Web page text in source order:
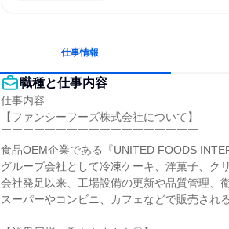
仕事情報
職種と仕事内容
仕事内容
【ファンシーフーズ株式会社について】
￣￣￣￣￣￣￣￣￣￣￣￣￣￣￣￣￣￣
食品OEM企業である『UNITED FOODS
グループ会社として冷凍ケーキ、洋菓子、ク
会社発足以来、工場設備の更新や品質管理、
スーパーやコンビニ、カフェなどで販売され